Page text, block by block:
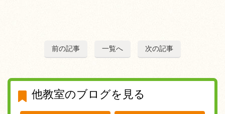
前の記事 一覧へ 次の記事
他教室のブログを見る